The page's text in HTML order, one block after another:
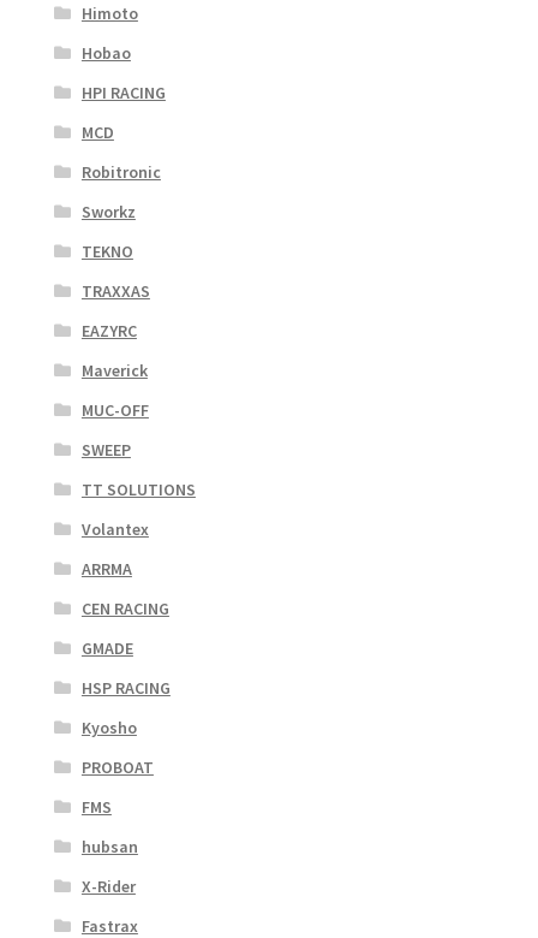
Himoto
Hobao
HPI RACING
MCD
Robitronic
Sworkz
TEKNO
TRAXXAS
EAZYRC
Maverick
MUC-OFF
SWEEP
TT SOLUTIONS
Volantex
ARRMA
CEN RACING
GMADE
HSP RACING
Kyosho
PROBOAT
FMS
hubsan
X-Rider
Fastrax